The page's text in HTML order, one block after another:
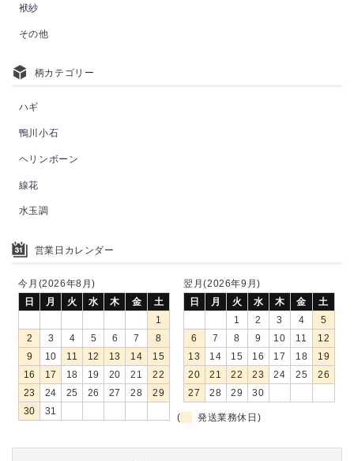
袱紗
その他
柄カテゴリー
ハギ
鴨川小石
ヘリンボーン
線花
水玉調
営業日カレンダー
今月(2026年8月)
日
月 火 水 木 金
土
1
2
3 4 5 6 7
8
9
10 11 12 13 14
15
16
17 18 19 20 21
22
23
24 25 26 27 28
29
30
31
翌月(2026年9月)
日
月 火 水 木 金
土
1
2 3 4
5
6
7 8 9 10 11
12
13
14 15 16 17 18
19
20
21 22 23 24 25
26
27
28 29 30
( 発送業務休日)